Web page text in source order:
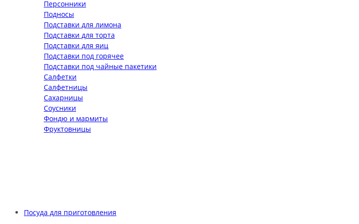
Персонники
Подносы
Подставки для лимона
Подставки для торта
Подставки для яиц
Подставки под горячее
Подставки под чайные пакетики
Салфетки
Салфетницы
Сахарницы
Соусники
Фондю и мармиты
Фруктовницы
Посуда для приготовления